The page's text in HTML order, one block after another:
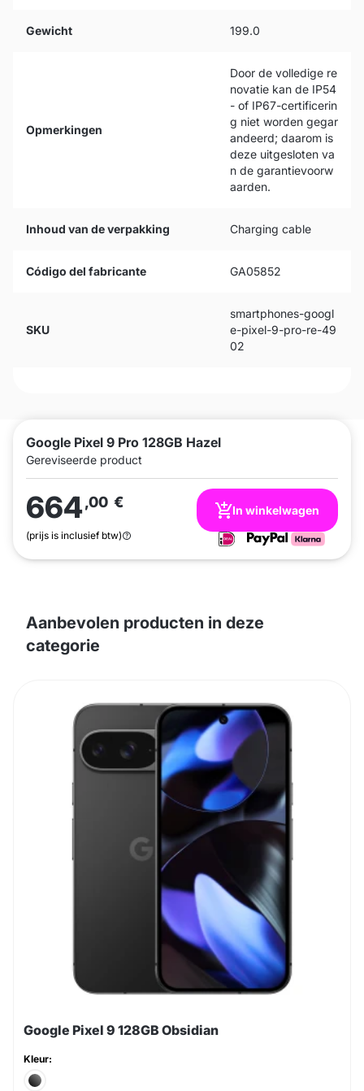
Google Pixel 9 Pro 128GB Hazel
Gereviseerde product
664,00 €
(prijs is inclusief btw)
In winkelwagen
Gewicht 199.0
Opmerkingen
Door de volledige re
novatie kan de IP54
- of IP67-certificerin
g niet worden gegar
andeerd; daarom is
deze uitgesloten va
n de garantievoorw
aarden.
Inhoud van de verpakking Charging cable
Código del fabricante GA05852
SKU
smartphones-googl
e-pixel-9-pro-re-49
02
Aanbevolen producten in deze
categorie
Google Pixel 9 128GB Obsidian
Kleur: